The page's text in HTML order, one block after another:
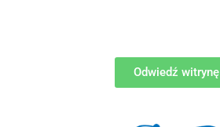
Odwiedź witrynę